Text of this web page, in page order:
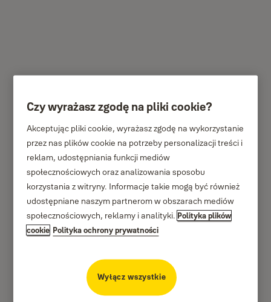
zatrzaskiem i zamkiem
szyfrowym YTP2
Yale
Czy wyrażasz zgodę na pliki cookie?
Akceptując pliki cookie, wyrażasz zgodę na wykorzystanie
przez nas plików cookie na potrzeby personalizacji treści i
reklam, udostępniania funkcji mediów
społecznościowych oraz analizowania sposobu
korzystania z witryny. Informacje takie mogą być również
udostępniane naszym partnerom w obszarach mediów
społecznościowych, reklamy i analityki. Polityka plików
cookie Polityka ochrony prywatności
Wyłącz wszystkie